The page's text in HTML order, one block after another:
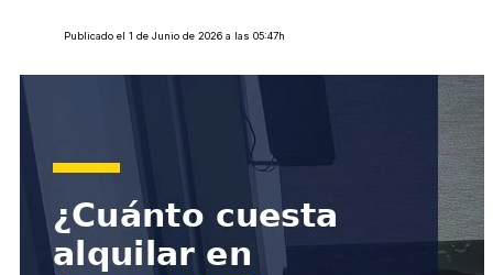
Publicado el 1 de Junio de 2026 a las 05:47h